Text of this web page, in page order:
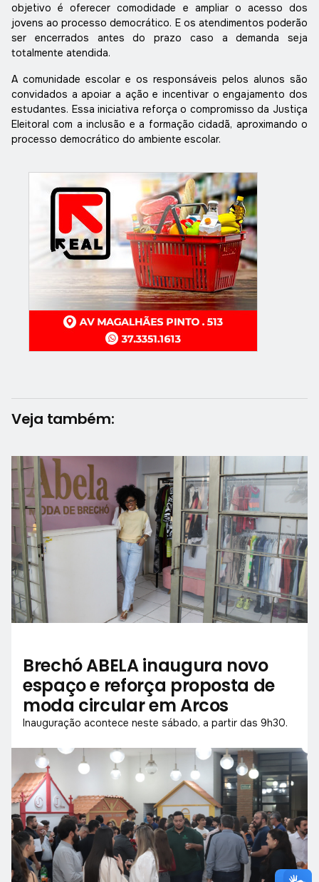
objetivo é oferecer comodidade e ampliar o acesso dos
jovens ao processo democrático. E os atendimentos poderão
ser encerrados antes do prazo caso a demanda seja
totalmente atendida.
A comunidade escolar e os responsáveis pelos alunos são
convidados a apoiar a ação e incentivar o engajamento dos
estudantes. Essa iniciativa reforça o compromisso da Justiça
Eleitoral com a inclusão e a formação cidadã, aproximando o
processo democrático do ambiente escolar.
Veja também:
Brechó ABELA inaugura novo
espaço e reforça proposta de
moda circular em Arcos
Inauguração acontece neste sábado, a partir das 9h30.